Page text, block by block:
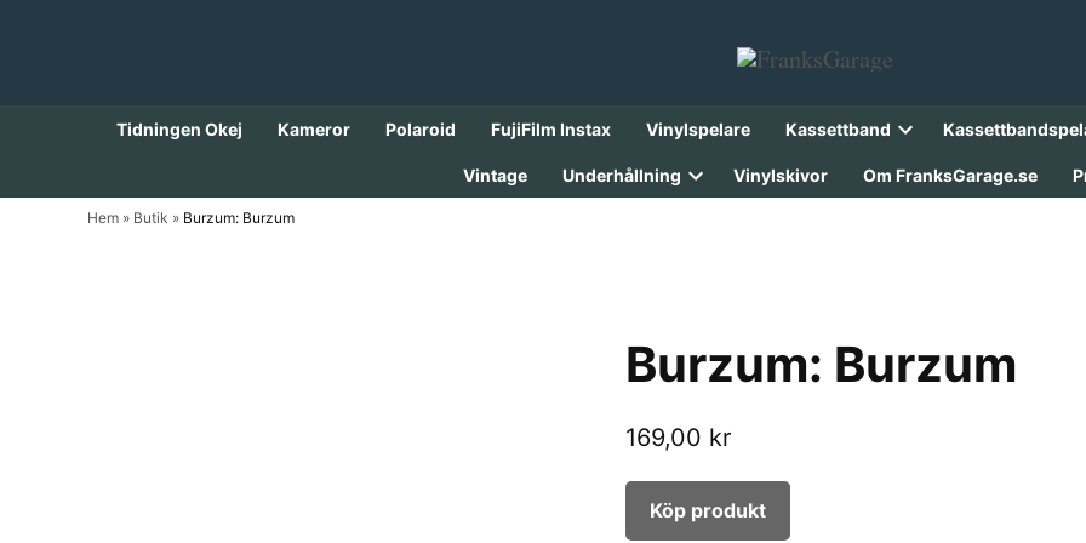
Tidningen Okej Kameror Polaroid FujiFilm Instax Vinylspelare Kassettband
dropdown
Vintage Underhållning
Open
Vinylskivor Om FranksGarage.se
Hem » Butik » Burzum: Burzum
Burzum: Burzum
169,00 kr
Köp produkt